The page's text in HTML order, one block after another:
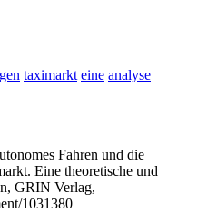
taximarkt eine analyse
Fahren und die
Eine theoretische und
GRIN Verlag,
1031380